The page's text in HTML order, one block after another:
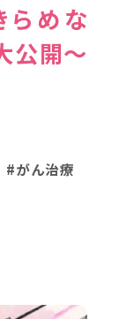
らめな
公開〜
#がん治療